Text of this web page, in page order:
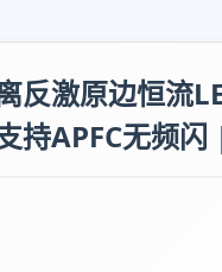
反激原边恒流
持APFC无频